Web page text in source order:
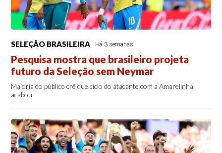
SELEÇÃO BRASILEIRA Há 3 semanas
Pesquisa mostra que brasileiro projeta
futuro da Seleção sem Neymar
Maioria do público crê que ciclo do atacante com a Amarelinha
acabou